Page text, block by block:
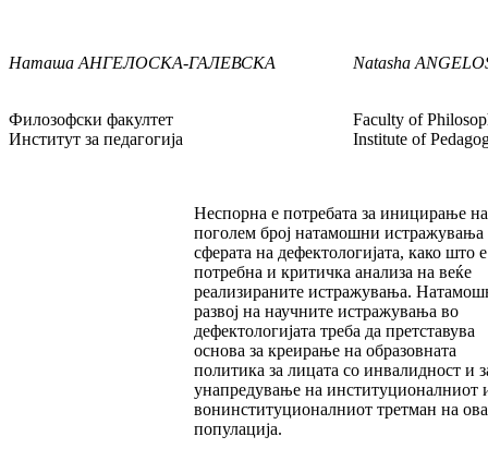
Наташа АНГЕЛОСКА-ГАЛЕВСКА
Филозофски факултет
Институт за педагогија
Natasha
Faculty of
Institute of
Неспорна е потребата за иницирање
поголем број натамошни истражувања
сферата на дефектологијата, како што е
потребна и критичка анализа на веќе
реализираните истражувања.
развој на научните истражувања во
дефектологијата треба да претставува
основа за креирање на образовната
политика за лицата со инвалидност и
унапредување на институционалниот
вонинституционалниот третман на
популација.